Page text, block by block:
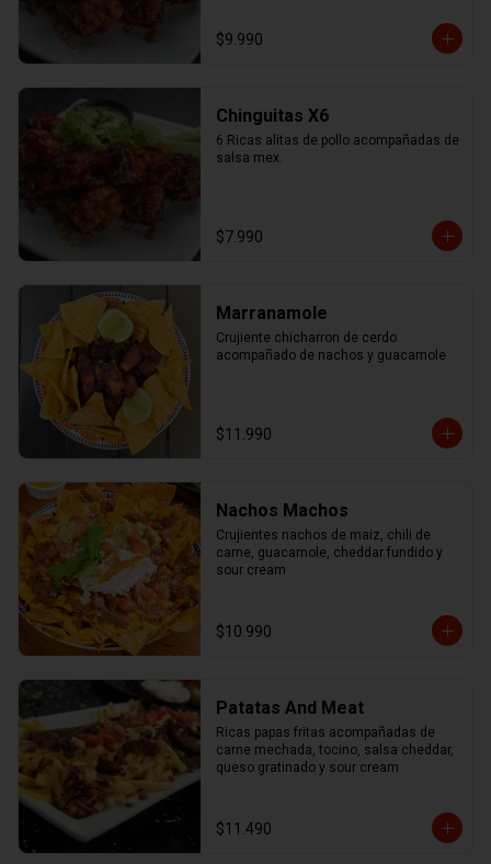
$9.990
Chinguitas X6
6 Ricas alitas de pollo acompañadas de
salsa mex.
$7.990
Marranamole
Crujiente chicharron de cerdo
acompañado de nachos y guacamole
$11.990
Nachos Machos
Crujientes nachos de maiz, chili de
carne, guacamole, cheddar fundido y
sour cream
$10.990
Patatas And Meat
Ricas papas fritas acompañadas de
carne mechada, tocino, salsa cheddar,
queso gratinado y sour cream
$11.490